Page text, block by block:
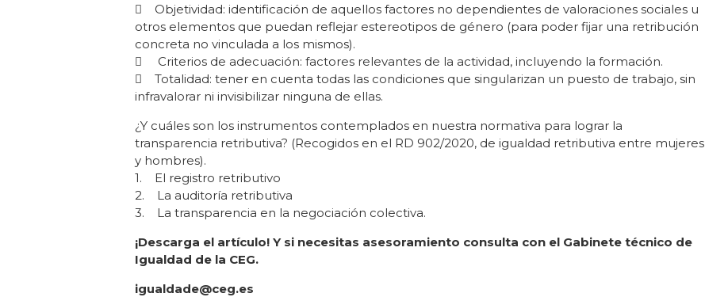
 Objetividad: identificación de aquellos factores no dependientes de valoraciones sociales u
otros elementos que puedan reflejar estereotipos de género (para poder fijar una retribución
concreta no vinculada a los mismos).
 Criterios de adecuación: factores relevantes de la actividad, incluyendo la formación.
 Totalidad: tener en cuenta todas las condiciones que singularizan un puesto de trabajo, sin
infravalorar ni invisibilizar ninguna de ellas.
¿Y cuáles son los instrumentos contemplados en nuestra normativa para lograr la
transparencia retributiva? (Recogidos en el RD 902/2020, de igualdad retributiva entre mujeres
y hombres).
1. El registro retributivo
2. La auditoría retributiva
3. La transparencia en la negociación colectiva.
¡Descarga el artículo! Y si necesitas asesoramiento consulta con el Gabinete técnico de
Igualdad de la CEG.
igualdade@ceg.es